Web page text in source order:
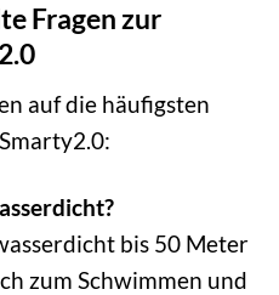
Fragen zur
auf die häufigsten
bis 50 Meter
zum Schwimmen und